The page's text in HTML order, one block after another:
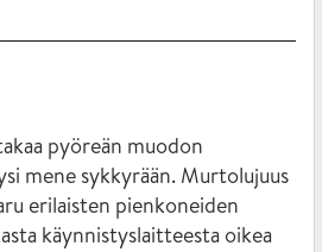
pyöreän muodon
mene sykkyrään. Murtolujuus
erilaisten pienkoneiden
käynnistyslaitteesta oikea